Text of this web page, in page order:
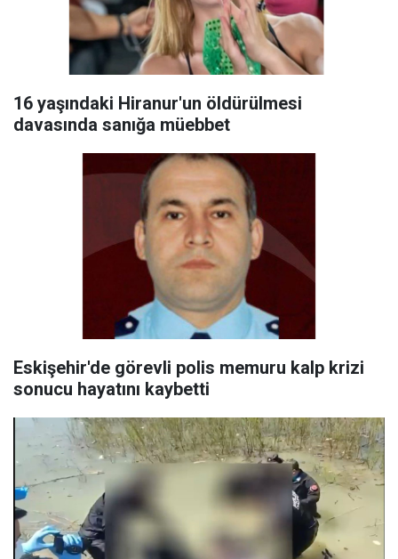
16 yaşındaki Hiranur'un öldürülmesi
davasında sanığa müebbet
Eskişehir'de görevli polis memuru kalp krizi
sonucu hayatını kaybetti